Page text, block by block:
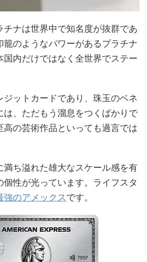
チナは世界中で知名度が抜群であ
籠のようなパワーがあるプラチナ
国内だけではなく全世界でステー
ジットカードであり、珠玉のベネ
は、ただもう溜息をつくばかりで
高の芸術作品といっても過言では
満ち溢れた雄大なスケール感を有
個性が光っています。ライフスタ
強のアメックスです。